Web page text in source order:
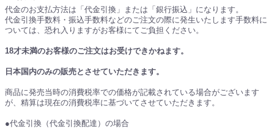
代金のお支払方法は「代金引換」または「銀行振込」になります。
代金引換手数料・振込手数料などのご注文の際に発生いたします手数料に
ついては、恐れ入りますがお客様にてご負担ください。
18才未満のお客様のご注文はお受けできかねます。
日本国内のみの販売とさせていただきます。
商品に発売当時の消費税率での価格が記載されている場合がございます
が、精算は現在の消費税率に基づいてさせていただきます。
●代金引換（代金引換配達）の場合